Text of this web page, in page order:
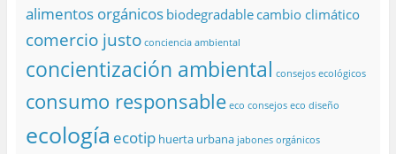
alimentos orgánicos biodegradable cambio climático
comercio justo conciencia ambiental
concientización ambiental consejos ecológicos
consumo responsable eco consejos eco diseño
ecología ecotip huerta urbana jabones orgánicos